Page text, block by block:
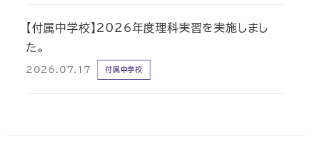
【付属中学校】2026年度理科実習を実施しまし
た。
2026.07.17 付属中学校